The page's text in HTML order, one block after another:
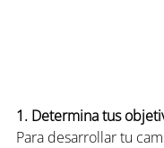
1. Determina tus
Para desarrollar tu